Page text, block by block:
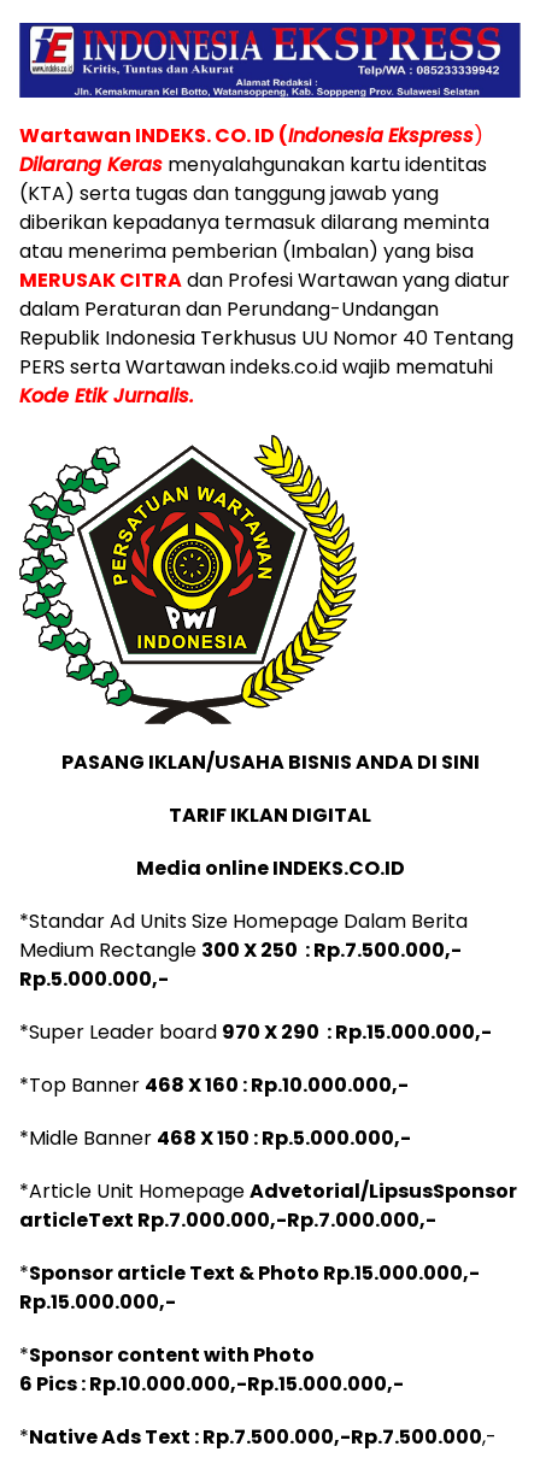
Wartawan INDEKS. CO. ID (IndonesiaEkspress)
Dilarang Keras menyalahgunakan kartu identitas
(KTA) serta tugas dan tanggung jawab yang
diberikan kepadanya termasuk dilarang meminta
atau menerima pemberian (Imbalan) yang bisa
MERUSAK CITRAdan Profesi Wartawan yang diatur
dalam Peraturan dan Perundang-Undangan
Republik Indonesia Terkhusus UU Nomor 40 Tentang
PERS serta Wartawan indeks.co.id wajib mematuhi
Kode Etik Jurnalis.
PASANG IKLAN/USAHA BISNIS ANDA DI SINI
TARIF IKLAN DIGITAL
Media online INDEKS.CO.ID
*Standar Ad Units Size Homepage Dalam Berita
Medium Rectangle 300 X 250 : Rp.7.500.000,-
Rp.5.000.000,-
*Super Leader board 970 X 290 : Rp.15.000.000,-
*Top Banner 468 X 160 : Rp.10.000.000,-
*Midle Banner 468 X 150 : Rp.5.000.000,-
*Article Unit HomepageAdvetorial/LipsusSponsor
articleText Rp.7.000.000,-Rp.7.000.000,-
*Sponsor article Text & Photo Rp.15.000.000,-
Rp.15.000.000,-
*Sponsor content with Photo
6 Pics : Rp.10.000.000,-Rp.15.000.000,-
*Native Ads Text : Rp.7.500.000,-Rp.7.500.000,-